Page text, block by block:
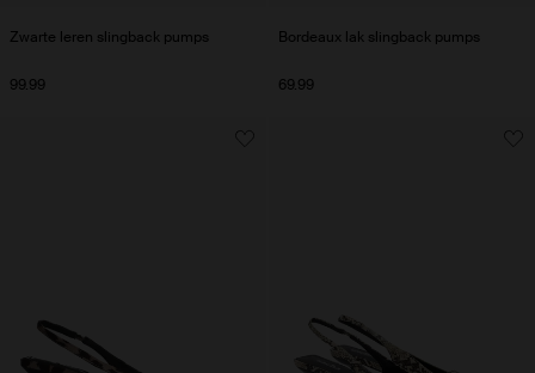
Zwarte leren slingback pumps
99.99
Bordeaux lak slingback pumps
69.99